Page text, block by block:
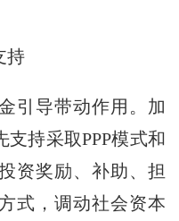
持
导带动作用。加
持采取PPP模式和
资奖励、补助、担
式，调动社会资本